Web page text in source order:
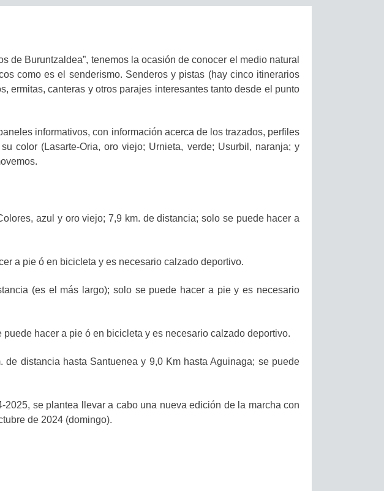
de Buruntzaldea”, tenemos la ocasión de conocer el medio natural
como es el senderismo. Senderos y pistas (hay cinco itinerarios
ermitas, canteras y otros parajes interesantes tanto desde el punto
informativos, con información acerca de los trazados, perfiles
color (Lasarte-Oria, oro viejo; Urnieta, verde; Usurbil, naranja; y
azul y oro viejo; 7,9 km. de distancia; solo se puede hacer a
a pie ó en bicicleta y es necesario calzado deportivo.
(es el más largo); solo se puede hacer a pie y es necesario
hacer a pie ó en bicicleta y es necesario calzado deportivo.
distancia hasta Santuenea y 9,0 Km hasta Aguinaga; se puede
se plantea llevar a cabo una nueva edición de la marcha con
de 2024 (domingo).